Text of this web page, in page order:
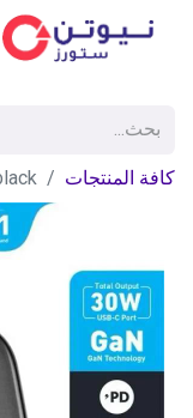
كافة المنتجات